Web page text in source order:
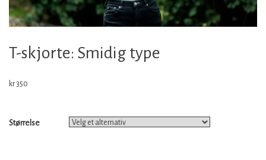
T-skjorte: Smidig type
kr350
Størrelse